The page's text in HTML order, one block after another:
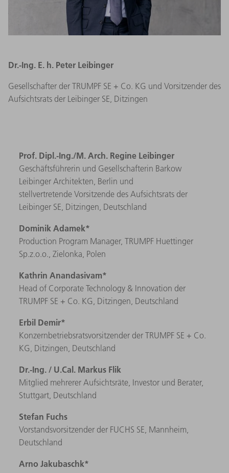
Dr.-Ing. E. h. Peter Leibinger
Gesellschafter der TRUMPF SE + Co. KG und Vorsitzender des
Aufsichtsrats der Leibinger SE, Ditzingen
Prof. Dipl.-Ing./M. Arch. Regine Leibinger
Geschäftsführerin und Gesellschafterin Barkow
Leibinger Architekten, Berlin und
stellvertretende Vorsitzende des Aufsichtsrats der
Leibinger SE, Ditzingen, Deutschland
Dominik Adamek*
Production Program Manager,TRUMPF Huettinger
Sp.z.o.o., Zielonka, Polen
Kathrin Anandasivam*
Head of Corporate Technology & Innovation der
TRUMPF SE + Co. KG, Ditzingen , Deutschland
Erbil Demir*
Konzernbetriebsratsvorsitzender der TRUMPF SE + Co.
KG, Ditzingen, Deutschland
Dr.-Ing. / U.Cal. Markus Flik
Mitglied mehrerer Aufsichtsräte, Investor und Berater,
Stuttgart, Deutschland
Stefan Fuchs
Vorstandsvorsitzender der FUCHS SE, Mannheim
Deutschland
Arno Jakubaschk*